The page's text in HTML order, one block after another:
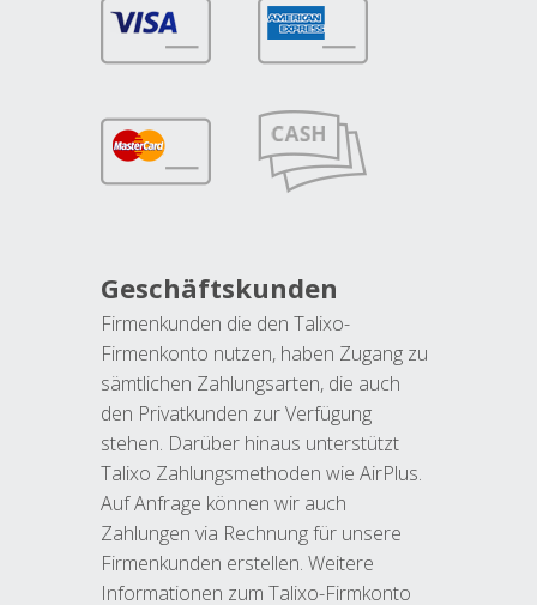
Geschäftskunden
Firmenkunden die den Talixo-
Firmenkonto nutzen, haben Zugang zu
sämtlichen Zahlungsarten, die auch
den Privatkunden zur Verfügung
stehen. Darüber hinaus unterstützt
Talixo Zahlungsmethoden wie AirPlus.
Auf Anfrage können wir auch
Zahlungen via Rechnung für unsere
Firmenkunden erstellen. Weitere
Informationen zum Talixo-Firmkonto